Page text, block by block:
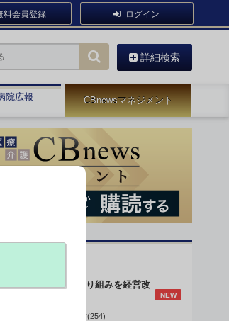
料会員登録 ログイン
詳細検索
院広報 CBnewsマネジメント
体的拘束最小化の取り組みを経営改
NEW
ータで読み解く病院経営(254)